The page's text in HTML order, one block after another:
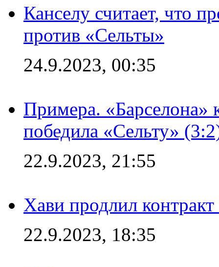
Канселу считает, что
против «Сельты»
24.9.2023, 00:35
Примера. «Барселона»
победила «Сельту»
22.9.2023, 21:55
Хави продлил
22.9.2023, 18:35